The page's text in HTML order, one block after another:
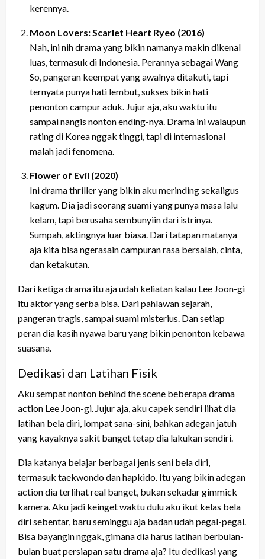
kerennya.
Moon Lovers: Scarlet Heart Ryeo (2016)
Nah, ini nih drama yang bikin namanya makin dikenal
luas, termasuk di Indonesia. Perannya sebagai Wang
So, pangeran keempat yang awalnya ditakuti, tapi
ternyata punya hati lembut, sukses bikin hati
penonton campur aduk. Jujur aja, aku waktu itu
sampai nangis nonton ending-nya. Drama ini walaupun
rating di Korea nggak tinggi, tapi di internasional
malah jadi fenomena.
Flower of Evil (2020)
Ini drama thriller yang bikin aku merinding sekaligus
kagum. Dia jadi seorang suami yang punya masa lalu
kelam, tapi berusaha sembunyiin dari istrinya.
Sumpah, aktingnya luar biasa. Dari tatapan matanya
aja kita bisa ngerasain campuran rasa bersalah, cinta,
dan ketakutan.
Dari ketiga drama itu aja udah keliatan kalau Lee Joon-gi
itu aktor yang serba bisa. Dari pahlawan sejarah,
pangeran tragis, sampai suami misterius. Dan setiap
peran dia kasih nyawa baru yang bikin penonton kebawa
suasana.
Dedikasi dan Latihan Fisik
Aku sempat nonton behind the scene beberapa drama
action Lee Joon-gi. Jujur aja, aku capek sendiri lihat dia
latihan bela diri, lompat sana-sini, bahkan adegan jatuh
yang kayaknya sakit banget tetap dia lakukan sendiri.
Dia katanya belajar berbagai jenis seni bela diri,
termasuk taekwondo dan hapkido. Itu yang bikin adegan
action dia terlihat real banget, bukan sekadar gimmick
kamera. Aku jadi keinget waktu dulu aku ikut kelas bela
diri sebentar, baru seminggu aja badan udah pegal-pegal.
Bisa bayangin nggak, gimana dia harus latihan berbulan-
bulan buat persiapan satu drama aja? Itu dedikasi yang